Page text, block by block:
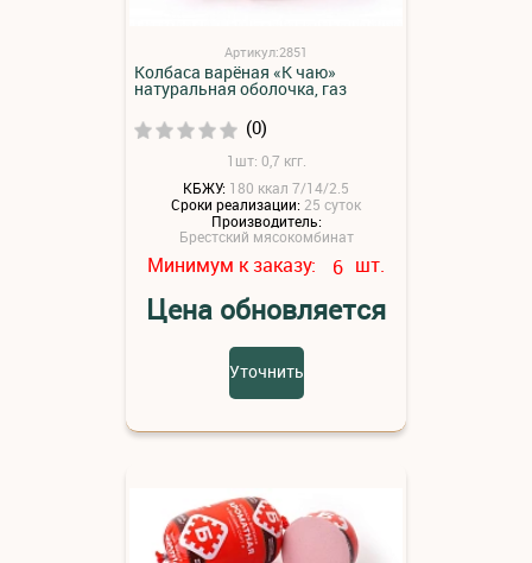
Артикул:2851
Колбаса варёная «К чаю»
натуральная оболочка, газ
(0)
1шт: 0,7 кгг.
КБЖУ: 180 ккал 7/14/2.5
Сроки реализации: 25 суток
Производитель:
Брестский мясокомбинат
Минимум к заказу: 6 шт.
Цена обновляется
Уточнить